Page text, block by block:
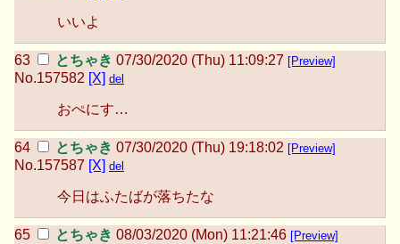
いいよ
とちゃき 07/30/2020 (Thu) 11:09:27 [Preview]
No.157582 [X] del
おぺにす…
とちゃき 07/30/2020 (Thu) 19:18:02 [Preview]
No.157587 [X] del
今日はふたばが落ちたな
とちゃき 08/03/2020 (Mon) 11:21:46 [Preview]